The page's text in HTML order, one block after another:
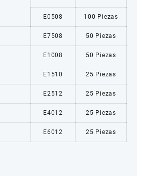
E0508 100 Piezas
E7508 50 Piezas
E1008 50 Piezas
E1510 25 Piezas
E2512 25 Piezas
E4012 25 Piezas
E6012 25 Piezas